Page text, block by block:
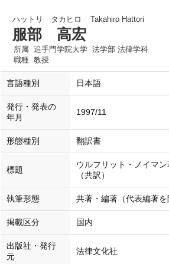
ハットリ タカヒロ Takahiro Hattori
服部 高宏
所属 追手門学院大学 法学部 法律学科
職種 教授
言語種別 日本語
発行・発表の
年月
1997/11
形態種別 翻訳書
標題
ウルフリット・ノイマン
（共訳）
執筆形態 共著・編著（代表編著を
掲載区分 国内
出版社・発行
元
法律文化社